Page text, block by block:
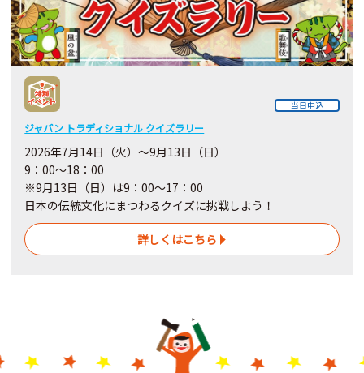
当日申込
ジャパン トラディショナル クイズラリー
2026年7月14日（火）～9月13日（日）
9：00～18：00
※9月13日（日）は9：00～17：00
日本の伝統文化にまつわるクイズに挑戦しよう！
詳しくはこちら